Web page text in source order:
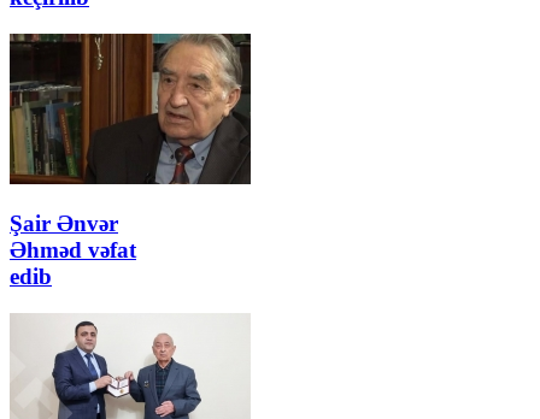
Şair Ənvər
Əhməd vəfat
edib